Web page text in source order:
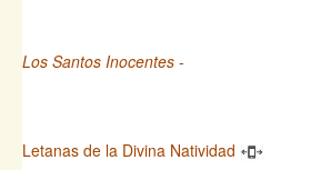
Los Santos Inocentes -
Letanas de la Divina Natividad